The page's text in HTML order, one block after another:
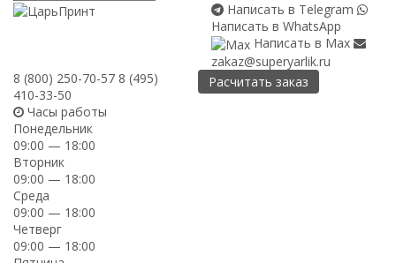
Написать в Telegram
Написать в WhatsApp
Написать в Max
zakaz@superyarlik.ru
8 (800) 250-70-57 8 (495)
410-33-50
Часы работы
Понедельник
09:00 — 18:00
Вторник
09:00 — 18:00
Среда
09:00 — 18:00
Четверг
09:00 — 18:00
Расчитать заказ